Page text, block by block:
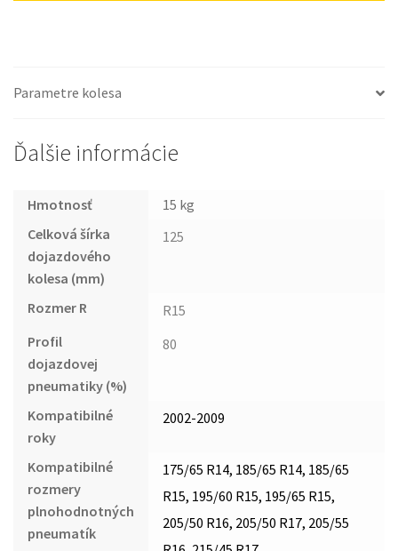
Parametre kolesa
Ďalšie informácie
Hmotnosť
15 kg
Celková šírka
dojazdového
kolesa (mm)
125
Rozmer R
R15
Profil
dojazdovej
pneumatiky (%)
80
Kompatibilné
roky
2002-2009
Kompatibilné
rozmery
plnohodnotných
pneumatík
175/65 R14, 185/65 R14, 185/65
R15, 195/60 R15, 195/65 R15,
205/50 R16, 205/50 R17, 205/55